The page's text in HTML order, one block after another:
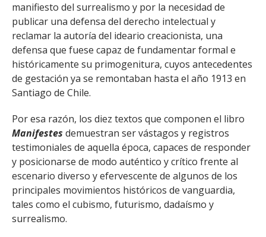
manifiesto del surrealismo y por la necesidad de
publicar una defensa del derecho intelectual y
reclamar la autoría del ideario creacionista, una
defensa que fuese capaz de fundamentar formal e
históricamente su primogenitura, cuyos antecedentes
de gestación ya se remontaban hasta el año 1913 en
Santiago de Chile.
Por esa razón, los diez textos que componen el libro
Manifestes demuestran ser vástagos y registros
testimoniales de aquella época, capaces de responder
y posicionarse de modo auténtico y crítico frente al
escenario diverso y efervescente de algunos de los
principales movimientos históricos de vanguardia,
tales como el cubismo, futurismo, dadaísmo y
surrealismo.